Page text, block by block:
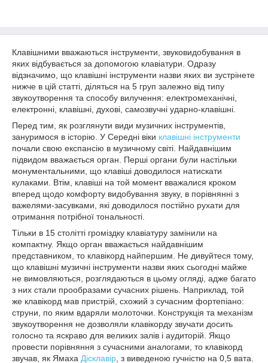
Клавішними вважаються інструменти, звуковидобування в
яких відбувається за допомогою клавіатури. Одразу
відзначимо, що клавішні інструменти назви яких ви зустрінете
нижче в цій статті, діляться на 5 груп залежно від типу
звукоутворення та способу вилучення: електромеханічні,
електронні, клавішні, духові, самозвучні ударно-клавішні.
Перед тим, як розглянути види музичних інструментів,
зануримося в історію. У Середні віки клавішні інструменти
почали свою експансію в музичному світі. Найдавнішим
підвидом вважається орган. Перші органи були настільки
монументальними, що клавіші доводилося натискати
кулаками. Втім, клавіші на той момент вважалися кроком
вперед щодо комфорту видобування звуку, в порівнянні з
важелями-засувками, які доводилося постійно рухати для
отримання потрібної тональності.
Тільки в 15 столітті громіздку клавіатуру замінили на
компактну. Якщо орган вважається найдавнішим
представником, то клавікорд найпершим. Не дивуйтеся тому,
що клавішні музичні інструменти назви яких сьогодні майже
не вимовляються, розглядаються в цьому огляді, адже багато
з них стали прообразами сучасних рішень. Наприклад, той
же клавікорд мав пристрій, схожий з сучасним фортепіано:
струни, по яким вдаряли молоточки. Конструкція та механізм
звукоутворення не дозволяли клавікорду звучати досить
голосно та яскраво для великих залів і аудиторій. Якщо
провести порівняння з сучасними аналогами, то клавікорд
звучав, як Ямаха Дісклавір , з виведеною гучністю на 0,5 вата.